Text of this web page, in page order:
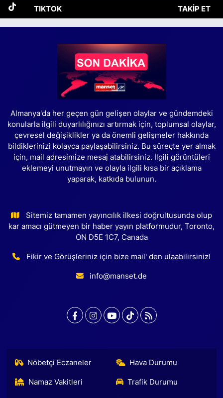
TIKTOK TAKIP ET
Almanya'da her geçen gün gelişen olaylar ve gündemdeki
konularla ilgili duyarlılığınızı artırmak için, toplumsal olaylar,
çevresel değişiklikler ya da önemli gelişmeler hakkında
bildiklerinizi kolayca paylaşabilirsiniz. Bu süreçte yer almak
için, mail adresimize mesaj atabilirsiniz. İlgili görüntüleri
eklemeyi unutmayın ve olayla ilgili kısa bir açıklama
yaparak, katkıda bulunun.
Sitemiz tamamen yayıncılık ilkesi doğrultusunda olup
kar amacı gütmeyen bir haber yayın platformudur, Toronto,
ON D5E 1C7, Canada
Fikir ve Görüşleriniz için bize mail' den ulaabilirsiniz!
info@manset.de
Nöbetçi Eczaneler Hava Durumu
Namaz Vakitleri Trafik Durumu